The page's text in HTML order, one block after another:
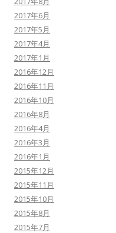
2017年6月
2017年5月
2017年4月
2017年1月
2016年12月
2016年11月
2016年10月
2016年8月
2016年4月
2016年3月
2016年1月
2015年12月
2015年11月
2015年10月
2015年8月
2015年7月